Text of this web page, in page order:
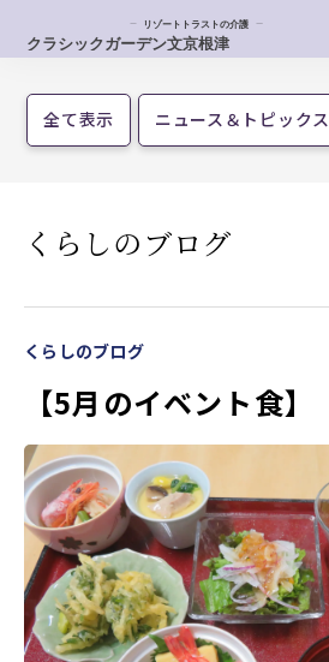
全て表示 ニュース＆トピックス
くらしのブログ
くらしのブログ
【5月のイベント食】